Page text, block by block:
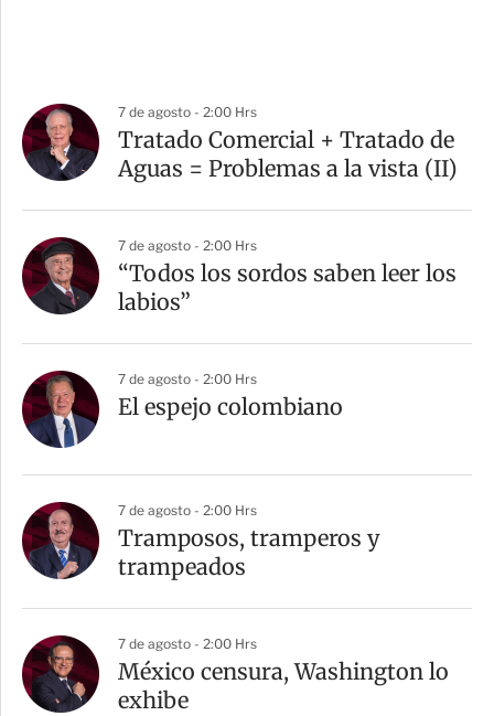
7 de agosto - 2:00 Hrs
Tratado Comercial + Tratado de
Aguas = Problemas a la vista (II)
7 de agosto - 2:00 Hrs
“Todos los sordos saben leer los
labios”
7 de agosto - 2:00 Hrs
El espejo colombiano
7 de agosto - 2:00 Hrs
Tramposos, tramperos y
trampeados
7 de agosto - 2:00 Hrs
México censura, Washington lo
exhibe